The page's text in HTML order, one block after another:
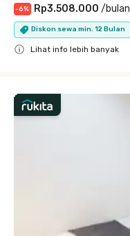
-6% Rp3.508.000 /bulan
Diskon sewa min. 12 Bulan
Lihat info lebih banyak